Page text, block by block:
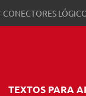
CONECTORES
TEXTOS PARA